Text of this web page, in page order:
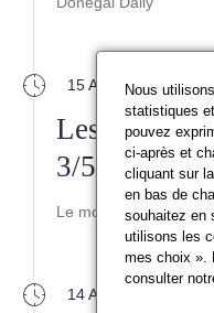
15 AVRIL 2023
Les artistes
3/5 du
Le monde
14 AVRIL 2023
Nous
statistiques
pouvez
ci-après et
cliquant sur
en bas de
souhaitez en
utilisons les
mes choix ».
consulter